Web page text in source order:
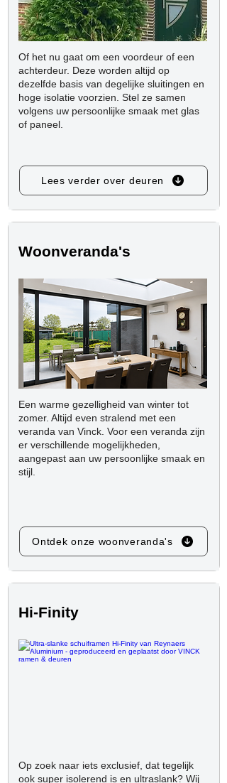
Of het nu gaat om een voordeur of een
achterdeur. Deze worden altijd op
dezelfde basis van degelijke sluitingen en
hoge isolatie voorzien. Stel ze samen
volgens uw persoonlijke smaak met glas
of paneel.
Lees verder over deuren
Woonveranda's
Een warme gezelligheid van winter tot
zomer. Altijd even stralend met een
veranda van Vinck. Voor een veranda zijn
er verschillende mogelijkheden,
aangepast aan uw persoonlijke smaak en
stijl.
Ontdek onze woonveranda's
Hi-Finity
Op zoek naar iets exclusief, dat tegelijk
ook super isolerend is en ultraslank? Wij